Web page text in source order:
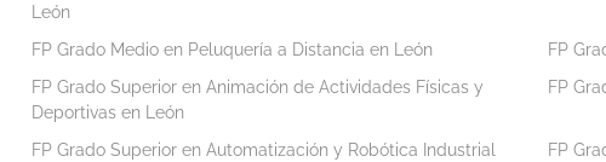
León
FP Grado Medio en Peluquería a Distancia en León
FP
FP Grado Superior en Animación de Actividades Físicas y
Deportivas en León
FP
FP Grado Superior en Automatización y Robótica Industrial
FP